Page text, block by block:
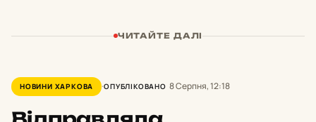
ЧИТАЙТЕ ДАЛІ
НОВИНИ ХАРКОВА ОПУБЛІКОВАНО 8 Серпня, 12:18